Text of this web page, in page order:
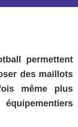
permettent
des maillots
même plus